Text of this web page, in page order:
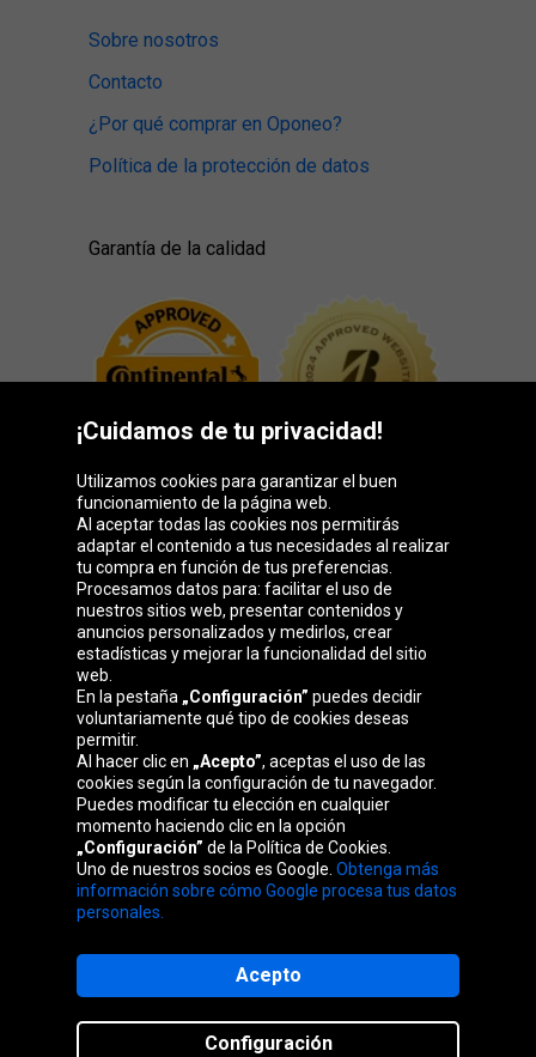
Sobre nosotros
Contacto
¿Por qué comprar en Oponeo?
Política de la protección de datos
Garantía de la calidad
Grupo Oponeo
Belgique
republika
France Italia Magyarország Nederland
Österreich Polska
Slovenská
republika
United
Kingdom
Mapa del sitio web
¡Cuidamos de tu privacidad!
Utilizamos cookies para garantizar el buen
funcionamiento de la página web.
Al aceptar todas las cookies nos permitirás
adaptar el contenido a tus necesidades al realizar
tu compra en función de tus preferencias.
Procesamos datos para: facilitar el uso de
nuestros sitios web, presentar contenidos y
anuncios personalizados y medirlos, crear
estadísticas y mejorar la funcionalidad del sitio
web.
En la pestaña „Configuración” puedes decidir
voluntariamente qué tipo de cookies deseas
permitir.
Al hacer clic en „Acepto”, aceptas el uso de las
cookies según la configuración de tu navegador.
Puedes modificar tu elección en cualquier
momento haciendo clic en la opción
„Configuración” de la Política de Cookies.
Uno de nuestros socios es Google. Obtenga más
información sobre cómo Google procesa tus datos
personales.
Configuración
Acepto